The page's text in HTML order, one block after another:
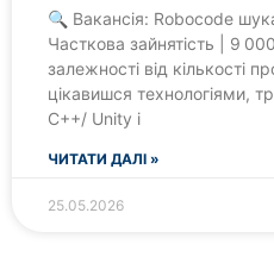
🔍 Вакансія: Robocode
Часткова зайнятість | 9
залежності від кількості
цікавишся технологіями,
С++/ Unity і
ЧИТАТИ ДАЛІ »
25.05.2026